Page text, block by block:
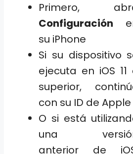
Primero,
Configuración
su iPhone
Si su dispositivo
ejecuta en iOS 11
superior,
con su ID de Apple
O si está
una
anterior de